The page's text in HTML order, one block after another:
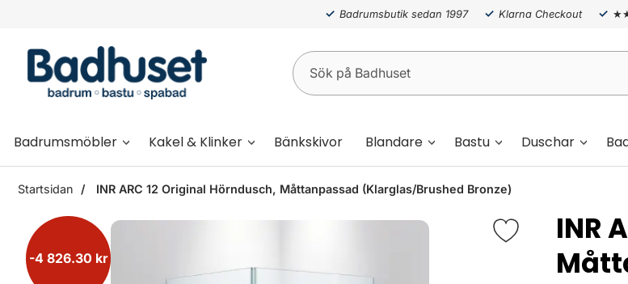
Badrumsbutik sedan 1997 Klarna Checkout
Badrumsmöbler Kakel & Klinker Bänkskivor Blandare Bastu Duschar
Startsidan INR ARC 12 Original Hörndusch, Måttanpassad (Klarglas/Brushed Bronze)
-4 826.30 kr
INR